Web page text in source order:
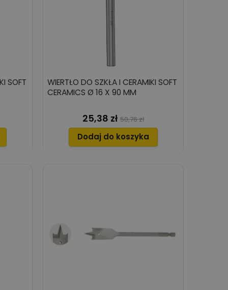
SOFT
WIERTŁO DO SZKŁA I CERAMIKI SOFT
CERAMICS Ø 16 X 90 MM
Cena
25,38 zł Cena
podstawowa
50,76 zł
Dodaj do koszyka